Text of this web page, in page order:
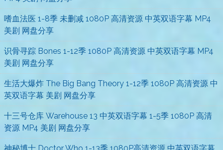
嗜血法医 1-8季 未删减 1080P 高清资源 中英双语字幕 MP4
美剧 网盘分享
识骨寻踪 Bones 1-12季 1080P 高清资源 中英双语字幕 MP4
美剧 网盘分享
生活大爆炸 The Big Bang Theory 1-12季 1080P 高清资源 中
英双语字幕 美剧 网盘分享
十三号仓库 Warehouse 13 中英双语字幕 1-5季 1080P 高清
资源 MP4 美剧 网盘分享
神秘博士 Doctor Who 1-13季 1080P高清资源 中英双语字幕